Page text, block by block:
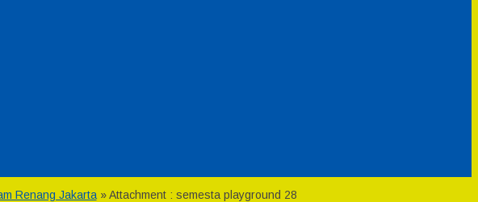
Renang Jakarta» Attachment : semesta playground 28